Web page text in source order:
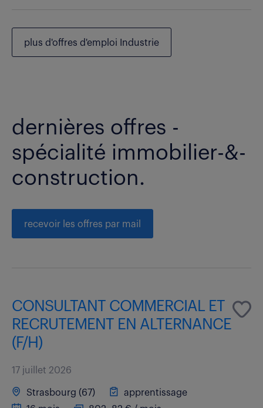
plus d'offres d'emploi Industrie
dernières offres -
spécialité immobilier-&-
construction.
recevoir les offres par mail
CONSULTANT COMMERCIAL ET
RECRUTEMENT EN ALTERNANCE
(F/H)
17 juillet 2026
Strasbourg (67)
apprentissage